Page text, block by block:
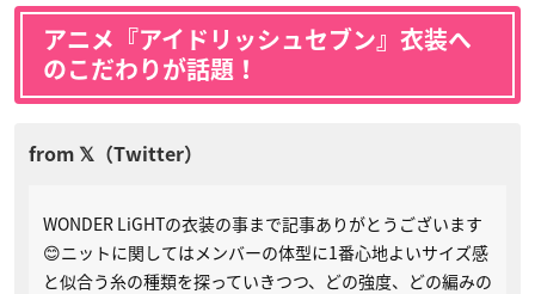
アニメ『アイドリッシュセブン』衣装へ
のこだわりが話題！
WONDER LiGHTの衣装の事まで記事ありがとうございます
😊ニットに関してはメンバーの体型に1番心地よいサイズ感
と似合う糸の種類を探っていきつつ、どの強度、どの編みの